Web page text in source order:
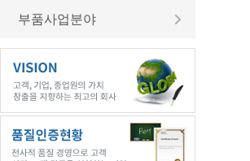
부품사업분야